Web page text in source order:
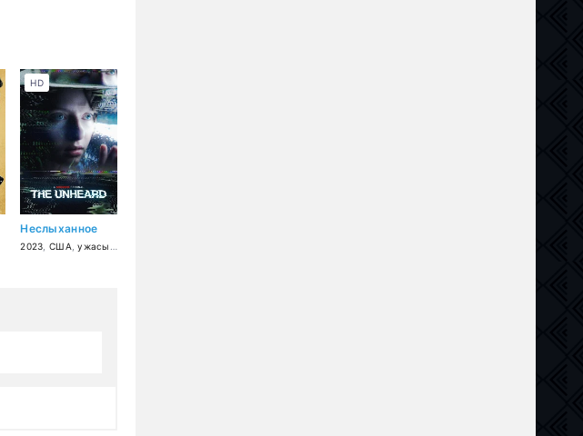
криминал
драма ,боевик
Неслыханное
2023 США ,ужасы
HD